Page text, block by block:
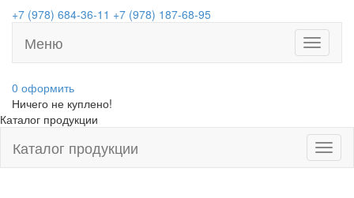
+7 (978) 684-36-11 +7 (978) 187-68-95
Toggle
Меню
0 оформить
Ничего не куплено!
Каталог продукции
Каталог продукции